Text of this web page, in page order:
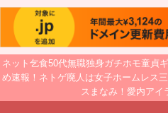
ネット乞食50代無職独身ガチホモ童貞
め速報！ネトゲ廃人は女子ホームレス
スまなみ！愛内アイ